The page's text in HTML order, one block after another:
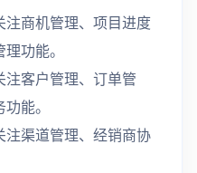
注商机管理、项目进度
功能。
注客户管理、订单管
能。
注渠道管理、经销商协